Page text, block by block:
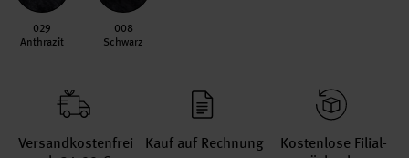
029
Anthrazit
008
Schwarz
Versand­kosten­frei
Kauf auf Rechnung
Kosten­lose Filial­